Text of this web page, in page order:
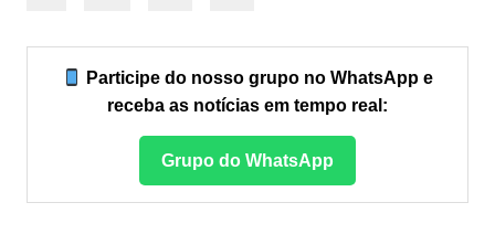
Participe do nosso grupo no WhatsApp e
receba as notícias em tempo real:
Grupo do WhatsApp